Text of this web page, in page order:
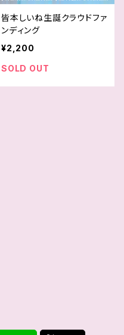
皆本しいね生誕クラウドファ
ンディング
¥2,200
SOLD OUT